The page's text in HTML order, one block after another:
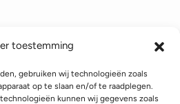
toestemming
gebruiken wij technologieën zoals
op te slaan en/of te raadplegen.
kunnen wij gegevens zoals